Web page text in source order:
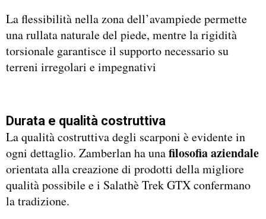
La flessibilità nella zona dell’avampiede permette
una rullata naturale del piede, mentre la rigidità
torsionale garantisce il supporto necessario su
terreni irregolari e impegnativi
Durata e qualità costruttiva
La qualità costruttiva degli scarponi è evidente in
ogni dettaglio. Zamberlan ha unafilosofia aziendale
orientata alla creazione di prodotti della migliore
qualità possibile e i Salathè Trek GTX confermano
la tradizione.